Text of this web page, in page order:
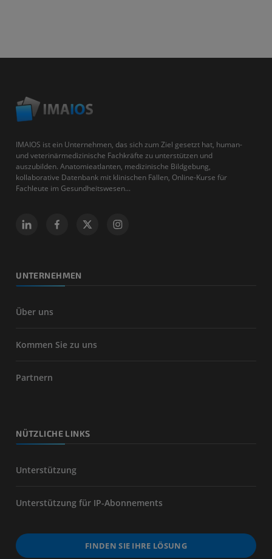
IMAIOS ist ein Unternehmen, das sich zum Ziel gesetzt hat, human-
und veterinärmedizinische Fachkräfte zu unterstützen und
auszubilden. Anatomieatlanten, medizinische Bildgebung,
kollaborative Datenbank mit klinischen Fällen, Online-Kurse für
Fachleute im Gesundheitswesen...
UNTERNEHMEN
Über uns
Kommen Sie zu uns
Partnern
NÜTZLICHE LINKS
Unterstützung
Unterstützung für IP-Abonnements
FINDEN SIE IHRE LÖSUNG